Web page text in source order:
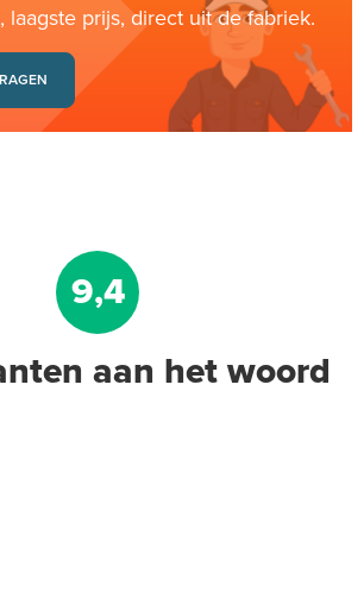
laagste prijs, direct uit de fabriek.
9,4
aan het woord